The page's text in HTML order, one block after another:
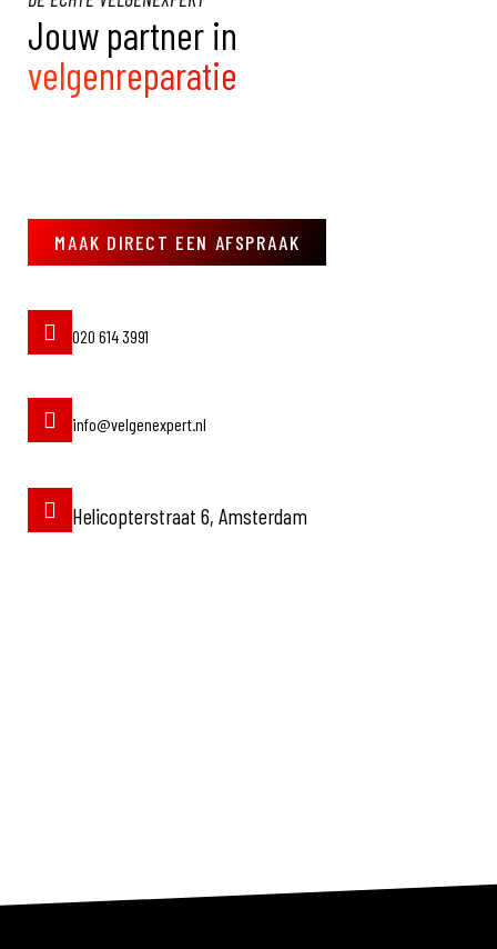
Jouw partner in
velgenreparatie
MAAK DIRECT EEN AFSPRAAK
020 614 3991
info@velgenexpert.nl
Helicopterstraat 6, Amsterdam